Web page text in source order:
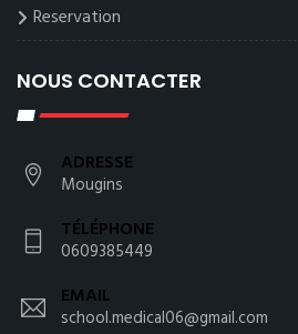
Reservation
NOUS CONTACTER
ADRESSE
Mougins
TÉLÉPHONE
0609385449
EMAIL
school.medical06@gmail.com